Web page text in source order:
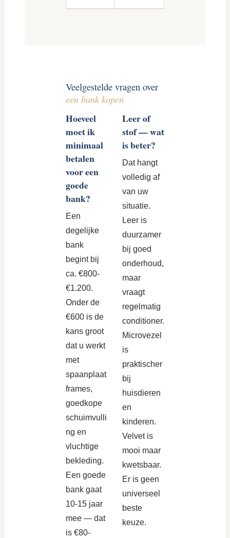
Veelgestelde vragen over
een bank kopen
Hoeveel
moet ik
minimaal
betalen
voor een
goede
bank?
Een
degelijke
bank
begint bij
ca. €800-
€1.200.
Onder de
€600 is de
kans groot
dat u werkt
met
spaanplaat
frames,
goedkope
schuimvulli
ng en
vluchtige
bekleding.
Een goede
bank gaat
10-15 jaar
mee — dat
is €80-
Leer of
stof — wat
is beter?
Dat hangt
volledig af
van uw
situatie.
Leer is
duurzamer
bij goed
onderhoud,
maar
vraagt
regelmatig
conditioner.
Microvezel
is
praktischer
bij
huisdieren
en
kinderen.
Velvet is
mooi maar
kwetsbaar.
Er is geen
universeel
beste
keuze.